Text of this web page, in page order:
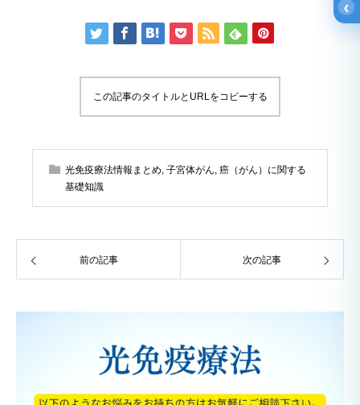
この記事のタイトルとURLをコピーする
光免疫療法情報まとめ 子宮体がん 癌（がん）に関する
基礎知識
前の記事 次の記事
‹